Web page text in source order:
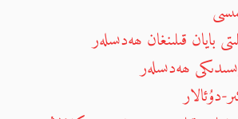
بايان قىلىنغان ھەدىسلەر
ھەدىسلەر
دۇئالار